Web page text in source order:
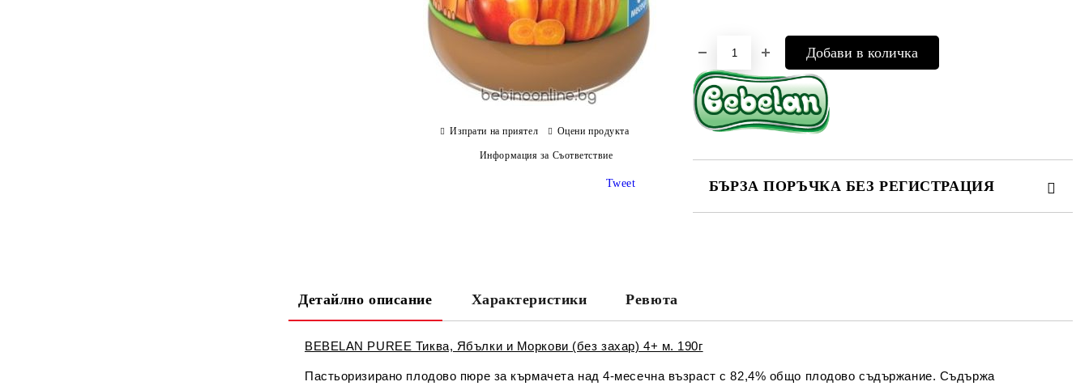
БЪРЗА ПОРЪЧКА БЕЗ РЕГИСТРАЦИЯ
данни
Изпрати на приятел Оцени продукта
Информация за Съответствие
Tweet
Детайлно описание Характеристики Ревюта
BEBELAN PUREE Тиква, Ябълки и Моркови (без захар) 4+ м. 190г
Пастьоризирано плодово пюре за кърмачета над 4-месечна възраст с 82,4% общо плодово съдържание. Съдържа